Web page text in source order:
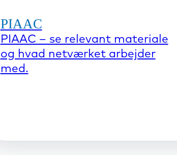
PIAAC
PIAAC – se relevant materiale
og hvad netværket arbejder
med.